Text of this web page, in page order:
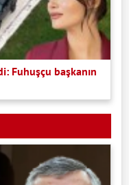
Fuhuşçu başkanın